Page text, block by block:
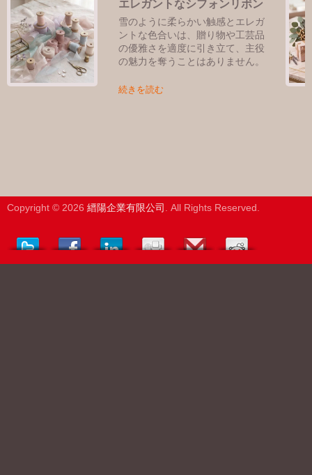
エレガントなシフォンリボン
雪のように柔らかい触感とエレガ
ントな色合いは、贈り物や工芸品
の優雅さを適度に引き立て、主役
の魅力を奪うことはありません。
続きを読む
Copyright © 2026 縉陽企業有限公司 . All Rights Reserved.